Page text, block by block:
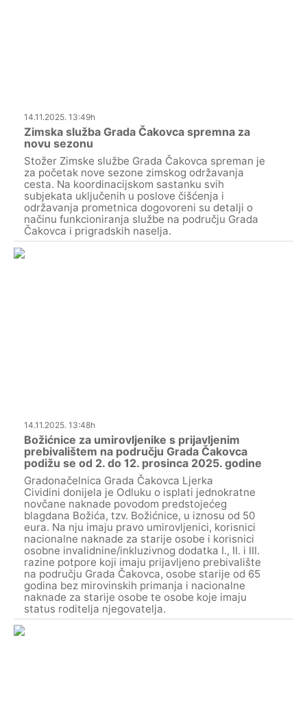
14.11.2025. 13:49h
Zimska služba Grada Čakovca spremna za
novu sezonu
Stožer Zimske službe Grada Čakovca spreman je
za početak nove sezone zimskog održavanja
cesta. Na koordinacijskom sastanku svih
subjekata uključenih u poslove čišćenja i
održavanja prometnica dogovoreni su detalji o
načinu funkcioniranja službe na području Grada
Čakovca i prigradskih naselja.
14.11.2025. 13:48h
Božićnice za umirovljenike s prijavljenim
prebivalištem na području Grada Čakovca
podižu se od 2. do 12. prosinca 2025. godine
Gradonačelnica Grada Čakovca Ljerka
Cividini donijela je Odluku o isplati jednokratne
novčane naknade povodom predstojećeg
blagdana Božića, tzv. Božićnice, u iznosu od 50
eura. Na nju imaju pravo umirovljenici, korisnici
nacionalne naknade za starije osobe i korisnici
osobne invalidnine/inkluzivnog dodatka I., II. i III.
razine potpore koji imaju prijavljeno prebivalište
na području Grada Čakovca, osobe starije od 65
godina bez mirovinskih primanja i nacionalne
naknade za starije osobe te osobe koje imaju
status roditelja njegovatelja.